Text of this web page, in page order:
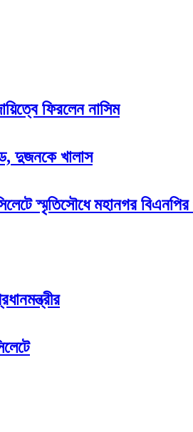
ফিরলেন নাসিম
দুজনকে খালাস
স্মৃতিসৌধে মহানগর বিএনপির